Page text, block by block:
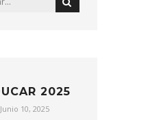
2025
Junio 10, 2025